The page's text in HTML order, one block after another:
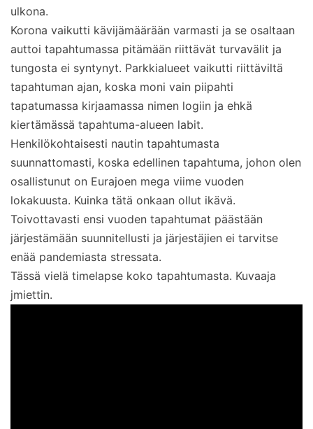
ulkona.
Korona vaikutti kävijämäärään varmasti ja se osaltaan
auttoi tapahtumassa pitämään riittävät turvavälit ja
tungosta ei syntynyt. Parkkialueet vaikutti riittäviltä
tapahtuman ajan, koska moni vain piipahti
tapatumassa kirjaamassa nimen logiin ja ehkä
kiertämässä tapahtuma-alueen labit.
Henkilökohtaisesti nautin tapahtumasta
suunnattomasti, koska edellinen tapahtuma, johon olen
osallistunut on Eurajoen mega viime vuoden
lokakuusta. Kuinka tätä onkaan ollut ikävä.
Toivottavasti ensi vuoden tapahtumat päästään
järjestämään suunnitellusti ja järjestäjien ei tarvitse
enää pandemiasta stressata.
Tässä vielä timelapse koko tapahtumasta. Kuvaaja
jmiettin.